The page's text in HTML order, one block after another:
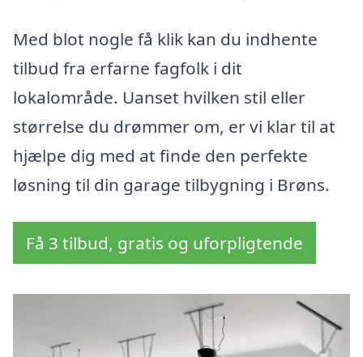
Med blot nogle få klik kan du indhente
tilbud fra erfarne fagfolk i dit
lokalområde. Uanset hvilken stil eller
størrelse du drømmer om, er vi klar til at
hjælpe dig med at finde den perfekte
løsning til din garage tilbygning i Brøns.
Få 3 tilbud, gratis og uforpligtende